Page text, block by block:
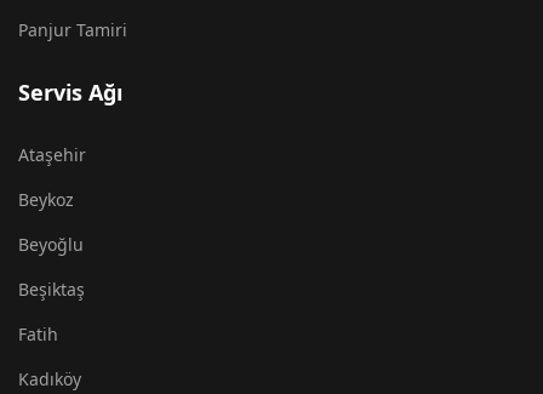
Panjur Tamiri
Servis Ağı
Ataşehir
Beykoz
Beyoğlu
Beşiktaş
Fatih
Kadıköy